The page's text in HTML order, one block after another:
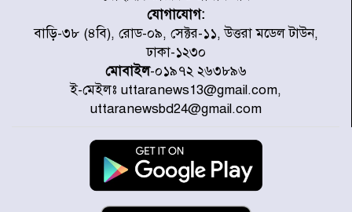
ডিএমপির অভিযানে ২৪ ঘণ্টায় গ্রেপ্তার
৫০৪, উদ্ধার মাদক-অস্ত্র
সন্দ্বীপের চরে বিপদে পড়া কচ্ছপ উদ্ধার
সাগরে অবমুক্ত
মাতারবাড়ী পৌঁছে নির্ধারিত কর্মসূচিতে
যোগ দিয়েছেন প্রধানমন্ত্রী
যোগাযোগ:
বাড়ি-৩৮ (৪বি), রোড-০৯, সেক্টর-১১, উত্তরা মডেল টাউন,
ঢাকা-১২৩০
মোবাইল-০১৯৭২ ২৬৩৮৯৬
ই-মেইলঃ uttaranews13@gmail.com,
uttaranewsbd24@gmail.com